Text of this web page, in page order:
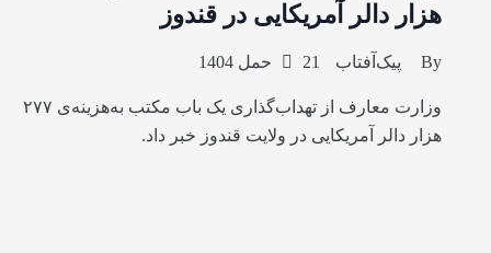
هزار دالر آمریکایی در قندوز
By پیک‌آفتاب 21 حمل 1404
وزارت معارف از تهداب‌گذاری یک باب مکتب به‌هزینه‌ی ۲۷۷
هزار دالر آمریکایی در ولایت قندوز خبر داد.